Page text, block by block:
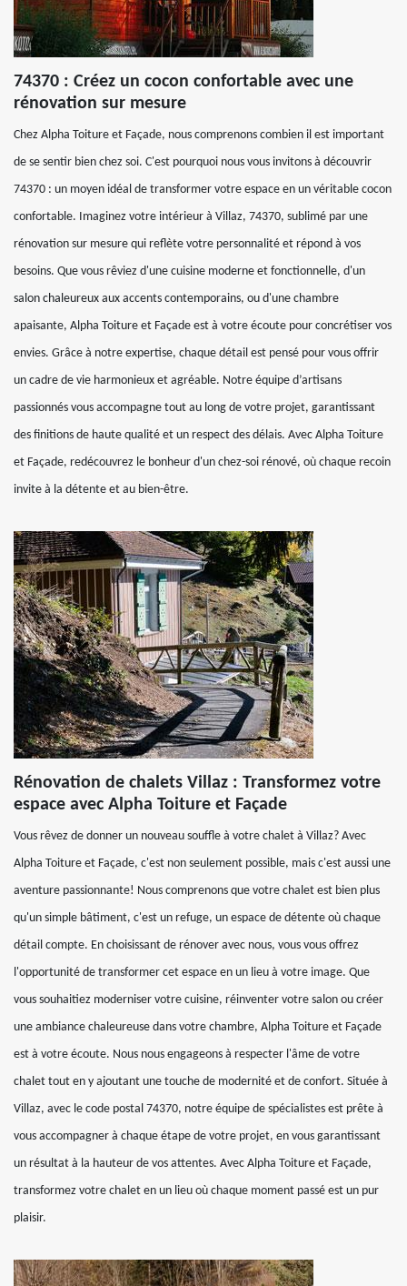
74370 : Créez un cocon confortable avec une
rénovation sur mesure
Chez Alpha Toiture et Façade, nous comprenons combien il est important
de se sentir bien chez soi. C'est pourquoi nous vous invitons à découvrir
74370 : un moyen idéal de transformer votre espace en un véritable cocon
confortable. Imaginez votre intérieur à Villaz, 74370, sublimé par une
rénovation sur mesure qui reflète votre personnalité et répond à vos
besoins. Que vous rêviez d'une cuisine moderne et fonctionnelle, d'un
salon chaleureux aux accents contemporains, ou d'une chambre
apaisante, Alpha Toiture et Façade est à votre écoute pour concrétiser vos
envies. Grâce à notre expertise, chaque détail est pensé pour vous offrir
un cadre de vie harmonieux et agréable. Notre équipe d’artisans
passionnés vous accompagne tout au long de votre projet, garantissant
des finitions de haute qualité et un respect des délais. Avec Alpha Toiture
et Façade, redécouvrez le bonheur d'un chez-soi rénové, où chaque recoin
invite à la détente et au bien-être.
Rénovation de chalets Villaz : Transformez votre
espace avec Alpha Toiture et Façade
Vous rêvez de donner un nouveau souffle à votre chalet à Villaz? Avec
Alpha Toiture et Façade, c'est non seulement possible, mais c'est aussi une
aventure passionnante! Nous comprenons que votre chalet est bien plus
qu'un simple bâtiment, c'est un refuge, un espace de détente où chaque
détail compte. En choisissant de rénover avec nous, vous vous offrez
l'opportunité de transformer cet espace en un lieu à votre image. Que
vous souhaitiez moderniser votre cuisine, réinventer votre salon ou créer
une ambiance chaleureuse dans votre chambre, Alpha Toiture et Façade
est à votre écoute. Nous nous engageons à respecter l'âme de votre
chalet tout en y ajoutant une touche de modernité et de confort. Située à
Villaz, avec le code postal 74370, notre équipe de spécialistes est prête à
vous accompagner à chaque étape de votre projet, en vous garantissant
un résultat à la hauteur de vos attentes. Avec Alpha Toiture et Façade,
transformez votre chalet en un lieu où chaque moment passé est un pur
plaisir.